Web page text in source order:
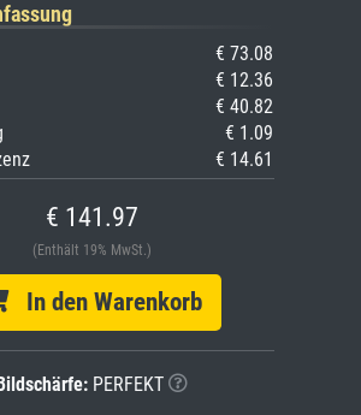
€ 73.08
€ 12.36
€ 40.82
€ 1.09
€ 14.61
€ 141.97
(Enthält 19% MwSt.)
In den Warenkorb
PERFEKT